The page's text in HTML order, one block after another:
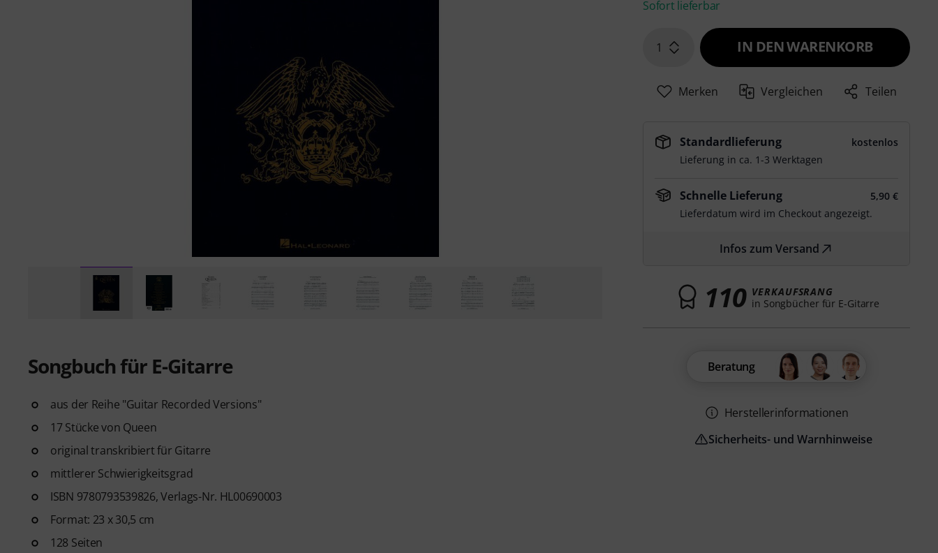
Songbuch für E-Gitarre
aus der Reihe "Guitar Recorded Versions"
17 Stücke von Queen
original transkribiert für Gitarre
mittlerer Schwierigkeitsgrad
ISBN 9780793539826, Verlags-Nr. HL00690003
Format: 23 x 30,5 cm
128 Seiten
Sofort lieferbar
1 IN DEN WARENKORB
Merken Vergleichen Teilen
Standardlieferung
kostenlos
Lieferung in ca. 1-3 Werktagen
Schnelle Lieferung
5,90 €
Lieferdatum wird im Checkout angezeigt.
Infos zum Versand
110 VERKAUFSRANG
in Songbücher für E-Gitarre
Beratung
Herstellerinformationen
Sicherheits- und Warnhinweise